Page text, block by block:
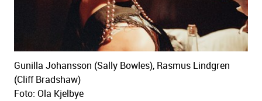
Gunilla Johansson (Sally Bowles), Rasmus Lindgren
(Cliff Bradshaw)
Foto: Ola Kjelbye